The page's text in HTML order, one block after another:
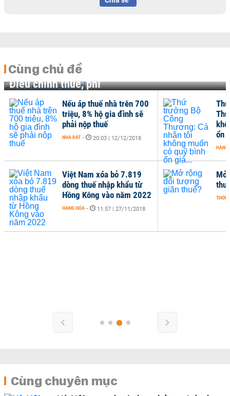
Cùng chủ đề
Điều chỉnh thuế, phí
Mở
THỜI
Nếu áp thuế nhà trên 700
triệu, 8% hộ gia đình sẽ
phải nộp thuế
NHÀ ĐẤT - 20:03 | 12/12/2018
Việt Nam xóa bỏ 7.819
dòng thuế nhập khẩu từ
Hồng Kông vào năm 2022
HÀNG HÓA - 11:57 | 27/11/2018
ổn
HÀNG
Cùng chuyên mục